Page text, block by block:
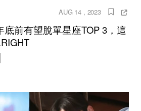
AUG 14 , 2023
底前有望脫單星座TOP 3，這